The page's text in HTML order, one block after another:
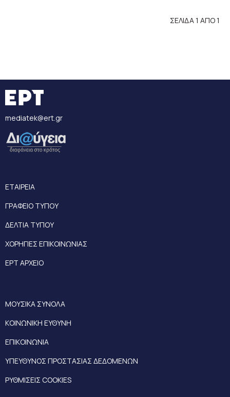
ΣΕΛΙΔΑ 1 ΑΠΟ 1
mediatek@ert.gr
ΕΤΑΙΡΕΙΑ
ΓΡΑΦΕΙΟ ΤΥΠΟΥ
ΔΕΛΤΙΑ ΤΥΠΟΥ
ΧΟΡΗΓΙΕΣ ΕΠΙΚΟΙΝΩΝΙΑΣ
ΕΡΤ ΑΡΧΕΙΟ
ΜΟΥΣΙΚΑ ΣΥΝΟΛΑ
ΚΟΙΝΩΝΙΚΗ ΕΥΘΥΝΗ
ΕΠΙΚΟΙΝΩΝΙΑ
ΥΠΕΥΘΥΝΟΣ ΠΡΟΣΤΑΣΙΑΣ ΔΕΔΟΜΕΝΩΝ
ΡΥΘΜΙΣΕΙΣ COOKIES